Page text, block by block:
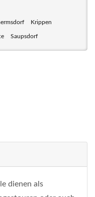
Krippen
Saupsdorf
dienen als